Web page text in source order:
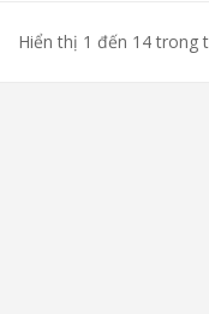
Hiển thị 1 đến 14 trong